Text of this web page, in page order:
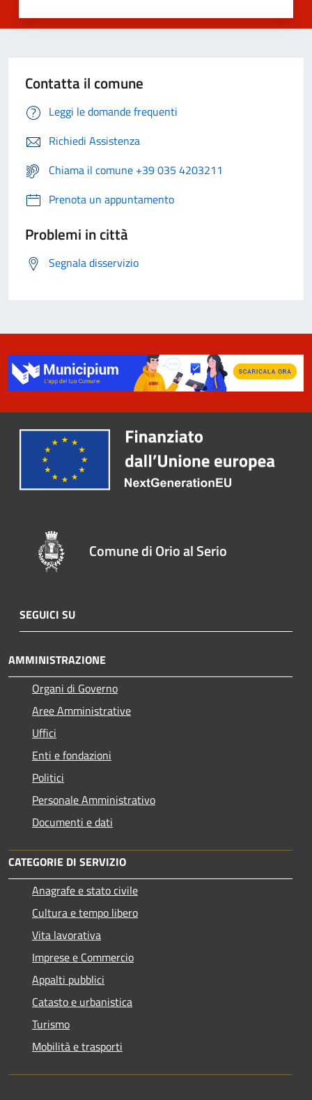
Contatta il comune
Leggi le domande frequenti
Richiedi Assistenza
Chiama il comune +39 035 4203211
Prenota un appuntamento
Problemi in città
Segnala disservizio
Comune di Orio al Serio
SEGUICI SU
AMMINISTRAZIONE
Organi di Governo
Aree Amministrative
Uffici
Enti e fondazioni
Politici
Personale Amministrativo
Documenti e dati
CATEGORIE DI SERVIZIO
Anagrafe e stato civile
Cultura e tempo libero
Vita lavorativa
Imprese e Commercio
Appalti pubblici
Catasto e urbanistica
Turismo
Mobilità e trasporti